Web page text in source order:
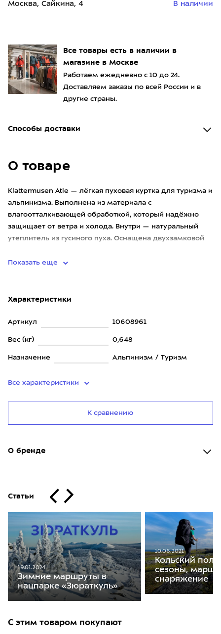
Все товары есть в наличии в
магазине в Москве
Работаем ежедневно с 10 до 24.
Доставляем заказы по всей России и в
другие страны.
Способы доставки
О товаре
Klattermusen Atle — лёгкая пуховая куртка для туризма и
альпинизма. Выполнена из материала с
влагоотталкивающей обработкой, который надёжно
защищает от ветра и холода. Внутри — натуральный
утеплитель из гусиного пуха. Оснащена двухзамковой
Показать еще
Характеристики
Артикул 10608961
Вес (кг) 0,648
Назначение Альпинизм / Туризм
Все характеристики
К сравнению
О бренде
Статьи
19.01.2024
Зимние маршруты в
нацпарке «Зюраткуль»
10.06.2021
Кольский
сезоны,
снаряжение
Москва, Сайкина, 4 В наличии
С этим товаром покупают